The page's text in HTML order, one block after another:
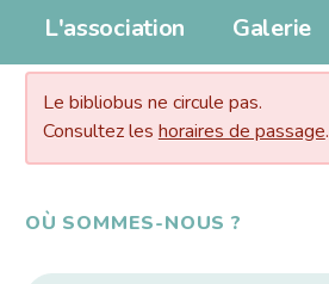
Albums pour enfants
Livres numériques
Propositions d'achat
Prolonger
Tarifs
Anecdotes
Liens
L'association Galerie
Souvenirs, souvenirs...
AUJOURD’HUI…
Le bibliobus ne circule pas.
Consultez leshoraires de passage.
OÙ SOMMES-NOUS ?